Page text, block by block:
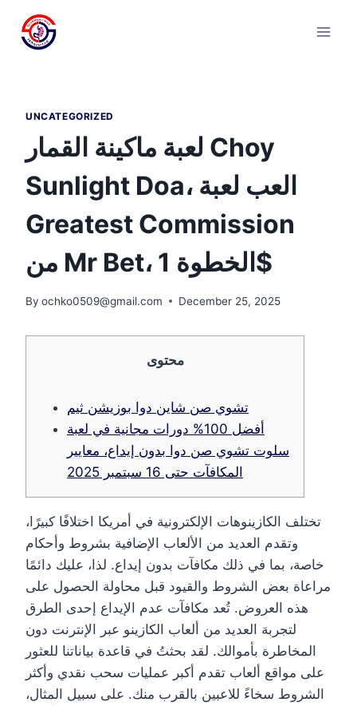
content
UNCATEGORIZED
لعبة ماكينة القمار Choy
Sunlight Doa، العب لعبة
Greatest Commission
من Mr Bet، الخطوة 1$
By ochko0509@gmail.com December 25, 2025
محتوى
تشوي صن شاين دوا بوزيشن ثيم
أفضل 100% دورات مجانية في لعبة
سلوت تشوي صن دوا بدون إيداع، معايير
المكافآت حتى 16 سبتمبر 2025
تختلف الكازينوهات الإلكترونية في أمريكا اختلافًا كبيرًا،
وتقدم العديد من الألعاب الإضافية بشروط وأحكام
خاصة، بما في ذلك مكافآت بدون إيداع. لذا، عليك دائمًا
مراعاة بعض الشروط والقيود قبل محاولة الحصول على
هذه العروض. تُعد مكافآت عدم الإيداع إحدى الطرق
لتجربة العديد من ألعاب الكازينو عبر الإنترنت دون
المخاطرة بأموالك. لقد بحثتُ في قاعدة بياناتنا للعثور
على مواقع ألعاب تقدم أكبر عمليات سحب نقدي وأكثر
الشروط سخاءً للاعبين بالقرب منك. على سبيل المثال،